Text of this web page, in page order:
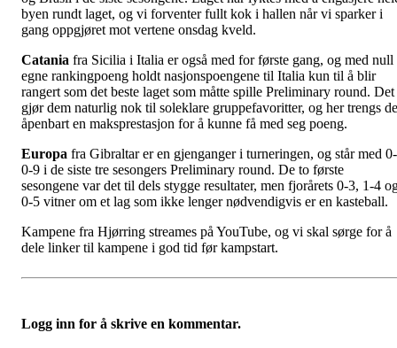
byen rundt laget, og vi forventer fullt kok i hallen når vi sparker i
gang oppgjøret mot vertene onsdag kveld.
Catania fra Sicilia i Italia er også med for første gang, og med null
egne rankingpoeng holdt nasjonspoengene til Italia kun til å blir
rangert som det beste laget som måtte spille Preliminary round. Det
gjør dem naturlig nok til soleklare gruppefavoritter, og her trengs
åpenbart en maksprestasjon for å kunne få med seg poeng.
Europa fra Gibraltar er en gjenganger i turneringen, og står med 0-
0-9 i de siste tre sesongers Preliminary round. De to første
sesongene var det til dels stygge resultater, men fjorårets 0-3, 1-4
0-5 vitner om et lag som ikke lenger nødvendigvis er en kasteball.
Kampene fra Hjørring streames på YouTube, og vi skal sørge for å
dele linker til kampene i god tid før kampstart.
Logg inn for å skrive en kommentar.